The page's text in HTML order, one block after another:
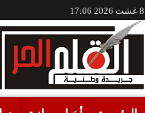
8 غشت 2026 17:06